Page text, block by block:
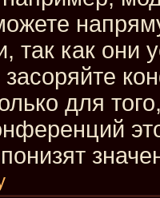
так как они
засоряйте
для